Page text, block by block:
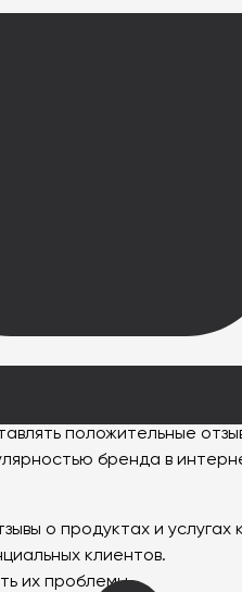
положительные
бренда в
о продуктах и услугах
клиентов.
их проблемы.